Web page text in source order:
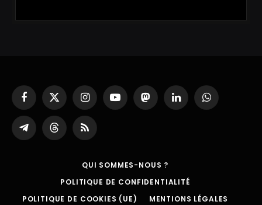
Facebook
X
(Twitter)
InstagramYouTubeMastodonLinkedInWhatsApp
Partager
sur
ThreadsRSS
QUI SOMMES-NOUS ?
POLITIQUE DE CONFIDENTIALITÉ
POLITIQUE DE COOKIES (UE)
MENTIONS LÉGALES